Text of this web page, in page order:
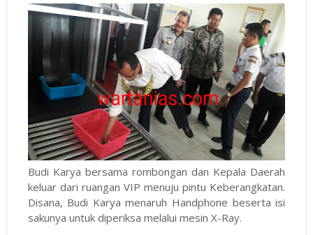
Budi Karya bersama rombongan dan Kepala Daerah
keluar dari ruangan VIP menuju pintu Keberangkatan.
Disana, Budi Karya menaruh Handphone beserta isi
sakunya untuk diperiksa melalui mesin X-Ray.